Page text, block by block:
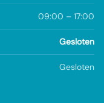
09:00 – 17:00
Gesloten
Gesloten